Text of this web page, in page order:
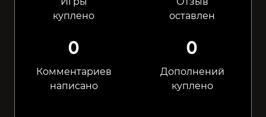
куплено
оставлен
0
Комментариев
написано
0
Дополнений
куплено